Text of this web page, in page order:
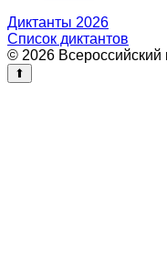
Диктанты 2026
Список диктантов
© 2026 Всероссийский